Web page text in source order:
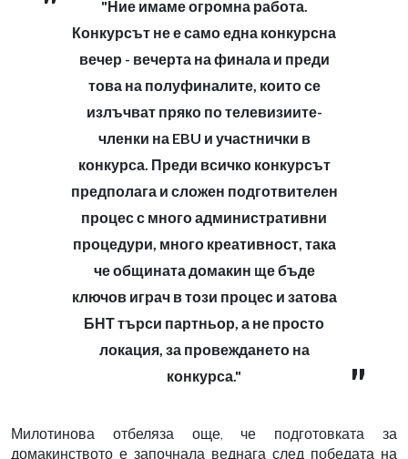
"Ние имаме огромна работа.
Конкурсът не е само една конкурсна
вечер - вечерта на финала и преди
това на полуфиналите, които се
излъчват пряко по телевизиите-
членки на EBU и участнички в
конкурса. Преди всичко конкурсът
предполага и сложен подготвителен
процес с много административни
процедури, много креативност, така
че общината домакин ще бъде
ключов играч в този процес и затова
БНТ търси партньор, а не просто
локация, за провеждането на
конкурса."
Милотинова отбеляза още, че подготовката за
домакинството е започнала веднага след победата на